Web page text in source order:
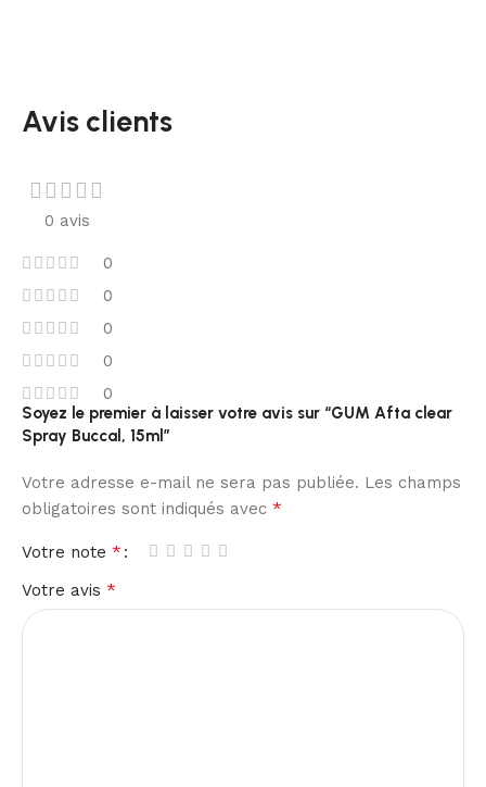
Avis clients
0 avis
0
0
0
0
0
Soyez le premier à laisser votre avis sur “GUM Afta clear
Spray Buccal, 15ml”
Votre adresse e-mail ne sera pas publiée. Les champs
obligatoires sont indiqués avec *
Votre note *
Votre avis *